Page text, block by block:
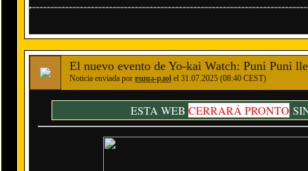
El nuevo evento de Yo-kai Watch: Puni Puni
Noticia enviada por ɐɯuǝ-pɹol el 31.07.2025 (08:40 CEST)
ESTA WEB CERRARÁ PRONTO